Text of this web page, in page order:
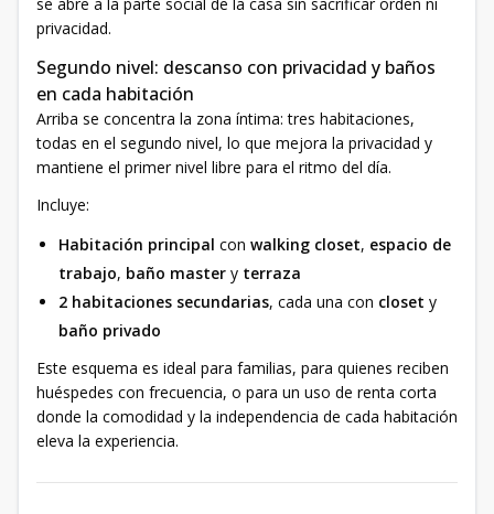
se abre a la parte social de la casa sin sacrificar orden ni
privacidad.
Segundo nivel: descanso con privacidad y baños
en cada habitación
Arriba se concentra la zona íntima: tres habitaciones,
todas en el segundo nivel, lo que mejora la privacidad y
mantiene el primer nivel libre para el ritmo del día.
Incluye:
Habitación principal con walking closet, espacio de
trabajo, baño master y terraza
2 habitaciones secundarias, cada una con closet y
baño privado
Este esquema es ideal para familias, para quienes reciben
huéspedes con frecuencia, o para un uso de renta corta
donde la comodidad y la independencia de cada habitación
eleva la experiencia.